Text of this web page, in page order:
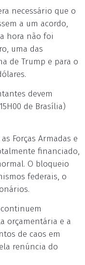
necessário que o
a um acordo,
hora não foi
uma das
de Trump e para o
devem
de Brasília)
Forças Armadas e
financiado,
O bloqueio
federais, o
orçamentária e a
de caos em
renúncia do